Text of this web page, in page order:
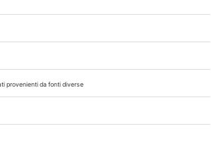
come costruire un